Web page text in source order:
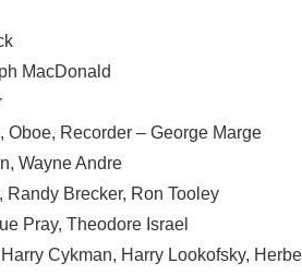
MacDonald
Recorder – George Marge
Wayne Andre
Brecker, Ron Tooley
Pray, Theodore Israel
Cykman, Harry Lookofsky,